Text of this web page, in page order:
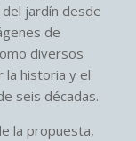
jardín desde
de
diversos
historia y el
seis décadas.
la propuesta,